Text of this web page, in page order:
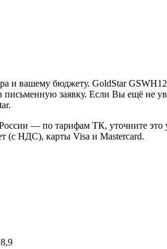
и вашему бюджету. GoldStar
письменную заявку. Если Вы ещё не
— по тарифам ТК, уточните это
(с НДС), карты Visa и Mastercard.